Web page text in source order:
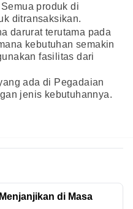
produk di
ditransaksikan.
darurat terutama pada
kebutuhan semakin
fasilitas dari
ada di Pegadaian
jenis kebutuhannya.
di Masa